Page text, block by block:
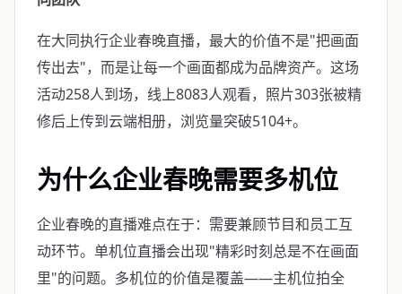
在大同执行企业春晚直播，最大的价值不是"把画面
传出去"，而是让每一个画面都成为品牌资产。这场
活动258人到场，线上8083人观看，照片303张被精
修后上传到云端相册，浏览量突破5104+。
为什么企业春晚需要多机位
企业春晚的直播难点在于：需要兼顾节目和员工互
动环节。单机位直播会出现"精彩时刻总是不在画面
里"的问题。多机位的价值是覆盖——主机位拍全